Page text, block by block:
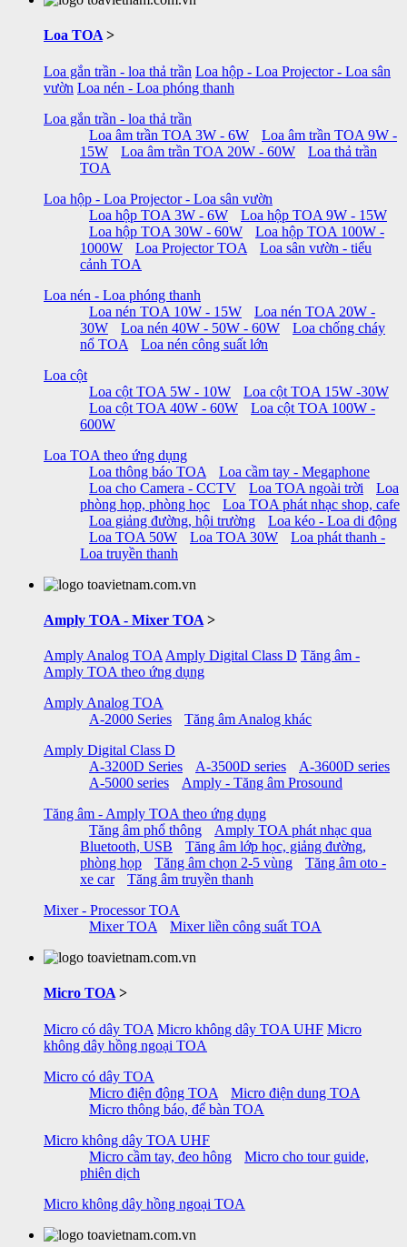
Loa TOA >
Loa gắn trần - loa thả trần Loa hộp - Loa Projector - Loa sân
vườn Loa nén - Loa phóng thanh
Loa gắn trần - loa thả trần
Loa âm trần TOA 3W - 6W
Loa âm trần TOA 9W -
15W
Loa âm trần TOA 20W - 60W
Loa thả trần
TOA
Loa hộp - Loa Projector - Loa sân vườn
Loa hộp TOA 3W - 6W
Loa hộp TOA 9W - 15W
Loa hộp TOA 30W - 60W
Loa hộp TOA 100W -
1000W
Loa Projector TOA
Loa sân vườn - tiểu
cảnh TOA
Loa nén - Loa phóng thanh
Loa nén TOA 10W - 15W
Loa nén TOA 20W -
30W
Loa nén 40W - 50W - 60W
Loa chống cháy
nổ TOA
Loa nén công suất lớn
Loa cột
Loa cột TOA 5W - 10W
Loa cột TOA 15W -30W
Loa cột TOA 40W - 60W
Loa cột TOA 100W -
600W
Loa TOA theo ứng dụng
Loa thông báo TOA
Loa cầm tay - Megaphone
Loa cho Camera - CCTV
Loa TOA ngoài trời
Loa
phòng họp, phòng học
Loa TOA phát nhạc shop, cafe
Loa giảng đường, hội trường
Loa kéo - Loa di động
Loa TOA 50W
Loa TOA 30W
Loa phát thanh -
Loa truyền thanh
Amply TOA - Mixer TOA >
Amply Analog TOA Amply Digital Class D Tăng âm -
Amply TOA theo ứng dụng
Amply Analog TOA
A-2000 Series
Tăng âm Analog khác
Amply Digital Class D
A-3200D Series
A-3500D series
A-3600D series
A-5000 series
Amply - Tăng âm Prosound
Tăng âm - Amply TOA theo ứng dụng
Tăng âm phổ thông
Amply TOA phát nhạc qua
Bluetooth, USB
Tăng âm lớp học, giảng đường,
phòng họp
Tăng âm chọn 2-5 vùng
Tăng âm oto -
xe car
Tăng âm truyền thanh
Mixer - Processor TOA
Mixer TOA
Mixer liền công suất TOA
Micro TOA >
Micro có dây TOA Micro không dây TOA UHF Micro
không dây hồng ngoại TOA
Micro có dây TOA
Micro điện động TOA
Micro điện dung TOA
Micro thông báo, để bàn TOA
Micro không dây TOA UHF
Micro cầm tay, đeo hông
Micro cho tour guide,
phiên dịch
Micro không dây hồng ngoại TOA